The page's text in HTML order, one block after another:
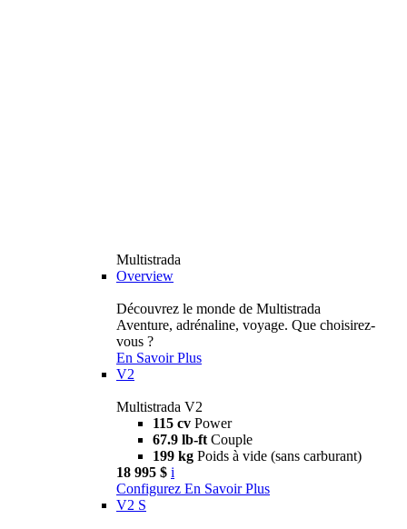
Multistrada
Overview
Découvrez le monde de Multistrada
Aventure, adrénaline, voyage. Que choisirez-
vous ?
En Savoir Plus
V2
Multistrada V2
115 cv Power
67.9 lb-ft Couple
199 kg Poids à vide (sans carburant)
18 995 $ i
Configurez En Savoir Plus
V2 S